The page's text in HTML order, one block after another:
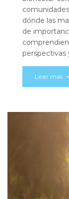
dónde las
de
perspectivas
Leer más